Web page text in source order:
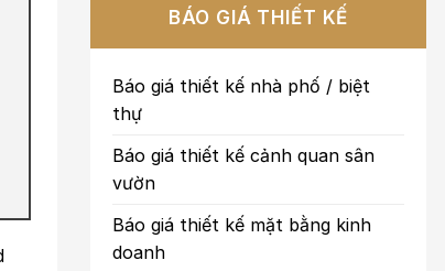
BÁO GIÁ THIẾT KẾ
Báo giá thiết kế nhà phố / biệt
thự
Báo giá thiết kế cảnh quan sân
vườn
Báo giá thiết kế mặt bằng kinh
doanh